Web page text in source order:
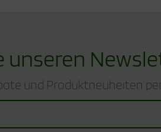
unseren
und Produktneuheiten